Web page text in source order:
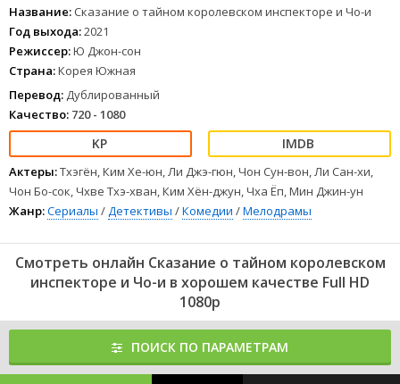
Название: Сказание о тайном королевском инспекторе и Чо-и
Год выхода:2021
Режиссер:Ю Джон-сон
Страна:Корея Южная
Перевод: Дублированный
Качество: 720 - 1080
Актеры:Тхэгён, Ким Хе-юн, Ли Джэ-гюн, Чон Сун-вон, Ли Сан-хи,
Чон Бо-сок, Чхве Тхэ-хван, Ким Хён-джун, Чха Ёп, Мин Джин-ун
Жанр:Сериалы /Детективы /Комедии /Мелодрамы
Смотреть онлайн Сказание о тайном королевском
инспекторе и Чо-и в хорошем качестве Full HD
1080p
ПОИСК ПО ПАРАМЕТРАМ